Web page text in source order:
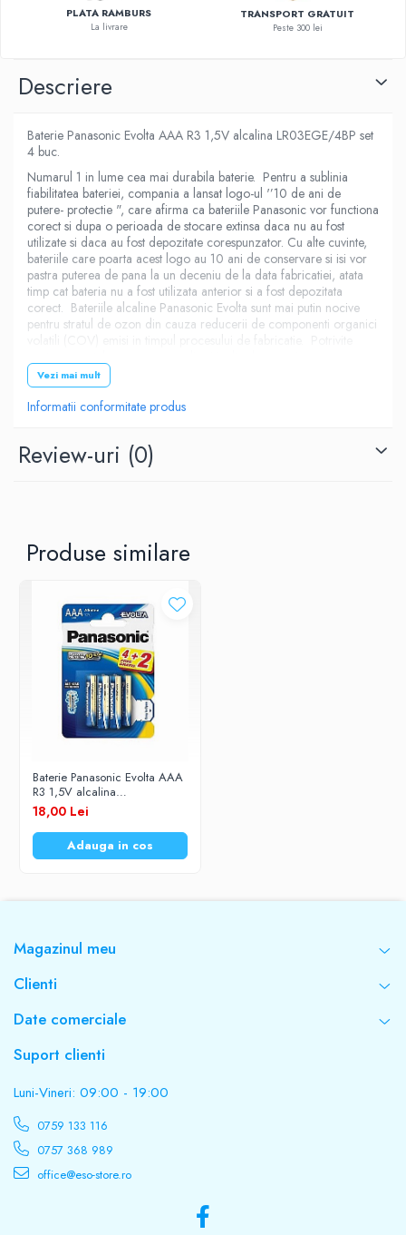
PLATA RAMBURS
La livrare
TRANSPORT GRATUIT
Peste 300 lei
Descriere
Baterie Panasonic Evolta AAA R3 1,5V alcalina LR03EGE/4BP set
4 buc.
Numarul 1 in lume cea mai durabila baterie. Pentru a sublinia
fiabilitatea bateriei, compania a lansat logo-ul '’10 de ani de
putere- protectie ", care afirma ca bateriile Panasonic vor functiona
corect si dupa o perioada de stocare extinsa daca nu au fost
utilizate si daca au fost depozitate corespunzator. Cu alte cuvinte,
bateriile care poarta acest logo au 10 ani de conservare si isi vor
pastra puterea de pana la un deceniu de la data fabricatiei, atata
timp cat bateria nu a fost utilizata anterior si a fost depozitata
corect. Bateriile alcaline Panasonic Evolta sunt mai putin nocive
pentru stratul de ozon din cauza reducerii de componenti organici
Vezi mai mult
Informatii conformitate produs
Review-uri (0)
Produse similare
Baterie Panasonic Evolta AAA
R3 1,5V alcalina
LR03EGE/6BP set 6 buc.
18,00 Lei
Adauga in cos
Magazinul meu
Clienti
Date comerciale
Suport clienti
Luni-Vineri: 09:00 - 19:00
0759 133 116
0757 368 989
office@eso-store.ro